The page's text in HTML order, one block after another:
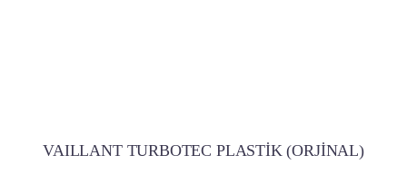
VAILLANT TURBOTEC PLASTİK (ORJİNAL)